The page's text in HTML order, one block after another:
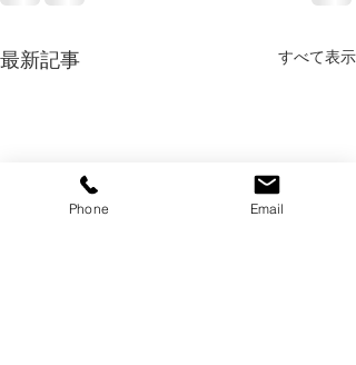
最新記事 すべて表示
Phone Email